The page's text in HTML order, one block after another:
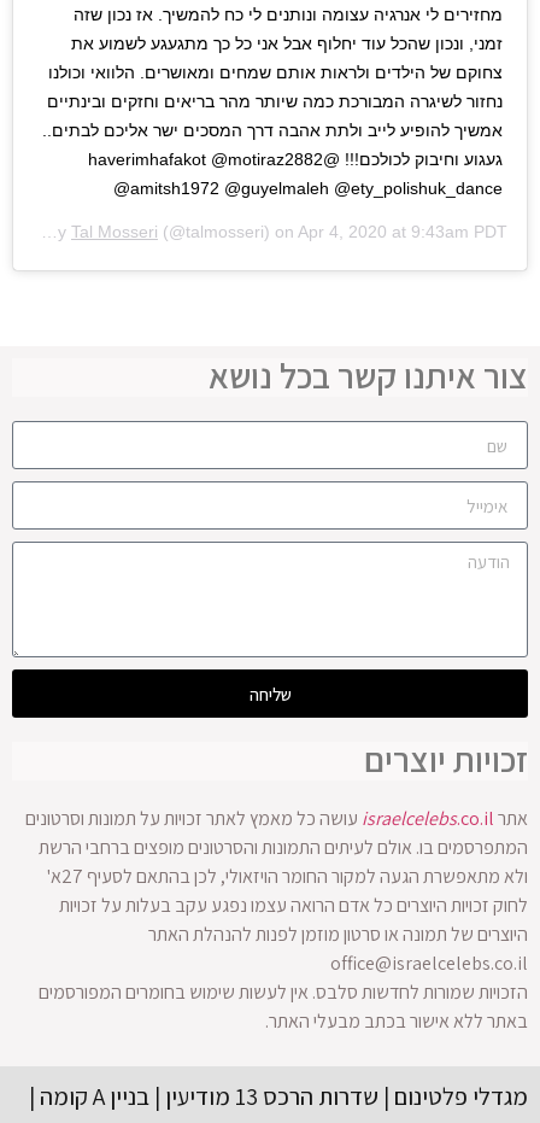
מחזירים לי אנרגיה עצומה ונותנים לי כח להמשיך. אז נכון שזה
זמני, ונכון שהכל עוד יחלוף אבל אני כל כך מתגעגע לשמוע את
צחוקם של הילדים ולראות אותם שמחים ומאושרים. הלוואי וכולנו
נחזור לשיגרה המבורכת כמה שיותר מהר בריאים וחזקים ובינתיים
אמשיך להופיע לייב ולתת אהבה דרך המסכים ישר אליכם לבתים..
געגוע וחיבוק לכולכם!!! @haverimhafakot @motiraz2882
@amitsh1972 @guyelmaleh @ety_polishuk_dance
Tal Mosseri (@talmosseri) on Apr 4, 2020 at 9:43am PDT
צור איתנו קשר בכל נושא
שליחה
זכויות יוצרים
אתר israelcelebs.co.il
עושה כל מאמץ לאתר זכויות על תמונות וסרטונים
המתפרסמים בו. אולם לעיתים התמונות והסרטונים מופצים ברחבי הרשת
ולא מתאפשרת הגעה למקור החומר הויזאולי, לכן בהתאם לסעיף 27א'
לחוק זכויות היוצרים כל אדם הרואה עצמו נפגע עקב בעלות על זכויות
היוצרים של תמונה או סרטון מוזמן לפנות להנהלת האתר
office@israelcelebs.co.il
הזכויות שמורות לחדשות סלבס. אין לעשות שימוש בחומרים המפורסמים
באתר ללא אישור בכתב מבעלי האתר.
מגדלי פלטינום | שדרות הרכס 13 מודיעין | בניין A קומה |